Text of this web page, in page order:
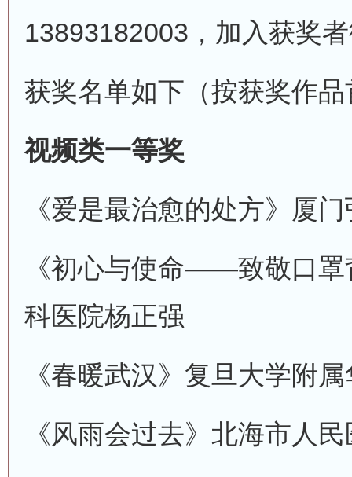
13893182003，加入获奖
获奖名单如下（按获奖作
视频类一等奖
《爱是最治愈的处方》
厦
《初心与使命——致敬口罩
科医院杨正强
《春暖武汉》 复旦大学附
《风雨会过去》 北海市人民